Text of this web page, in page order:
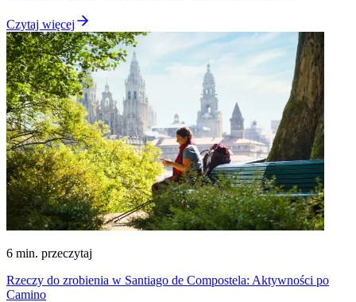
Czytaj więcej
6 min. przeczytaj
Rzeczy do zrobienia w Santiago de Compostela: Aktywności po
Camino